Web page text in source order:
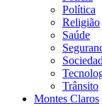
Política
Religião
Saúde
Trânsito
Montes Claros